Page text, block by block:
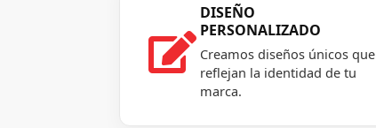

DISEÑO
PERSONALIZADO
Creamos diseños únicos que
reflejan la identidad de tu
marca.